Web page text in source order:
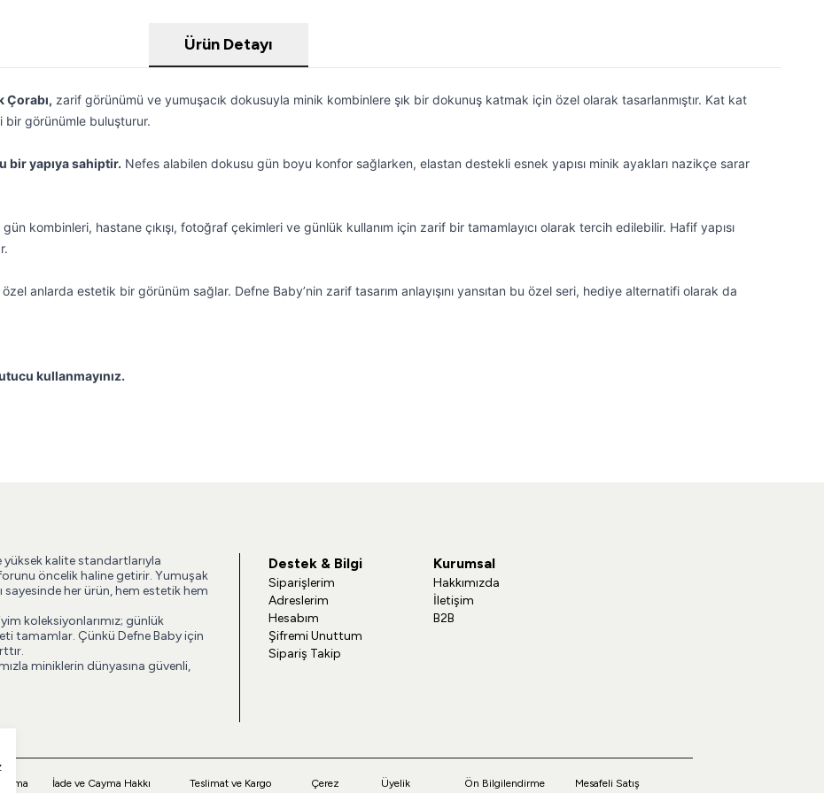
Ürün Detayı
Çorabı, zarif görünümü ve yumuşacık dokusuyla minik kombinlere şık bir dokunuş katmak için özel olarak tasarlanmıştır. Kat kat
bir görünümle buluşturur.
bir yapıya sahiptir. Nefes alabilen dokusu gün boyu konfor sağlarken, elastan destekli esnek yapısı minik ayakları nazikçe sarar
kombinleri, hastane çıkışı, fotoğraf çekimleri ve günlük kullanım için zarif bir tamamlayıcı olarak tercih edilebilir. Hafif yapısı
anlarda estetik bir görünüm sağlar. Defne Baby’nin zarif tasarım anlayışını yansıtan bu özel seri, hediye alternatifi olarak da
kullanmayınız.
yüksek kalite standartlarıyla
öncelik haline getirir. Yumuşak
her ürün, hem estetik hem
koleksiyonlarımız; günlük
tamamlar. Çünkü Defne Baby için
miniklerin dünyasına güvenli,
Destek & Bilgi
Siparişlerim
Adreslerim
Hesabım
Şifremi Unuttum
Sipariş Takip
Kurumsal
Hakkımızda
İletişim
B2B
İade ve Cayma Hakkı
Teslimat ve Kargo
Çerez
Üyelik
Ön Bilgilendirme
Mesafeli Satış